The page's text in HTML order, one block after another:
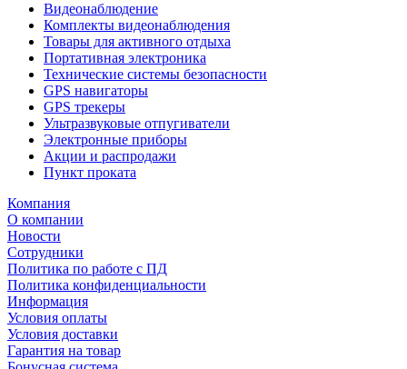
Видеонаблюдение
Комплекты видеонаблюдения
Товары для активного отдыха
Портативная электроника
Технические системы безопасности
GPS навигаторы
GPS трекеры
Ультразвуковые отпугиватели
Электронные приборы
Акции и распродажи
Пункт проката
Компания
О компании
Новости
Сотрудники
Политика по работе с ПД
Политика конфиденциальности
Информация
Условия оплаты
Условия доставки
Гарантия на товар